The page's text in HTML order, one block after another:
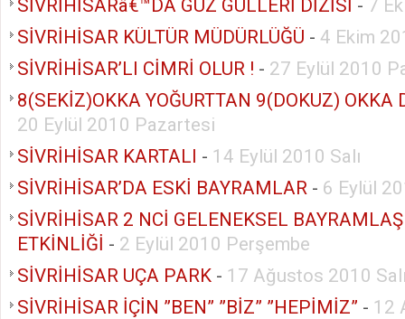
SİVRİHİSARâ€™DA GÜZ GÜLLERİ DİZİSİ - 7
SİVRİHİSAR KÜLTÜR MÜDÜRLÜĞÜ - 4 Ekim
SİVRİHİSAR’LI CİMRİ OLUR ! - 27 Eylül 2010
8(SEKİZ)OKKA YOĞURTTAN 9(DOKUZ) OKKA
20 Eylül 2010 Pazartesi
SİVRİHİSAR KARTALI - 14 Eylül 2010 Salı
SİVRİHİSAR’DA ESKİ BAYRAMLAR - 6 Eylül
SİVRİHİSAR 2 NCİ GELENEKSEL
ETKİNLİĞİ - 2 Eylül 2010 Perşembe
SİVRİHİSAR UÇA PARK - 17 Ağustos 2010
SİVRİHİSAR İÇİN ”BEN” ”BİZ” ”HEPİMİZ” - 12